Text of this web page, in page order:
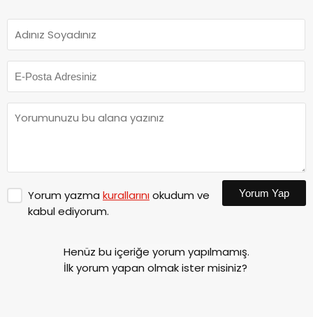
Yorum yazma kurallarınıokudum ve
kabul ediyorum.
Yorum Yap
Henüz bu içeriğe yorum yapılmamış.
İlk yorum yapan olmak ister misiniz?